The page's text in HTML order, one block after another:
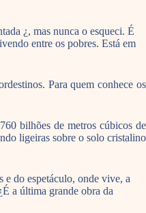
¿, mas nunca o esqueci. É
entre os pobres. Está em
Para quem conhece os
bilhões de metros cúbicos de
ligeiras sobre o solo cristalino
e do espetáculo, onde vive, a
a última grande obra da